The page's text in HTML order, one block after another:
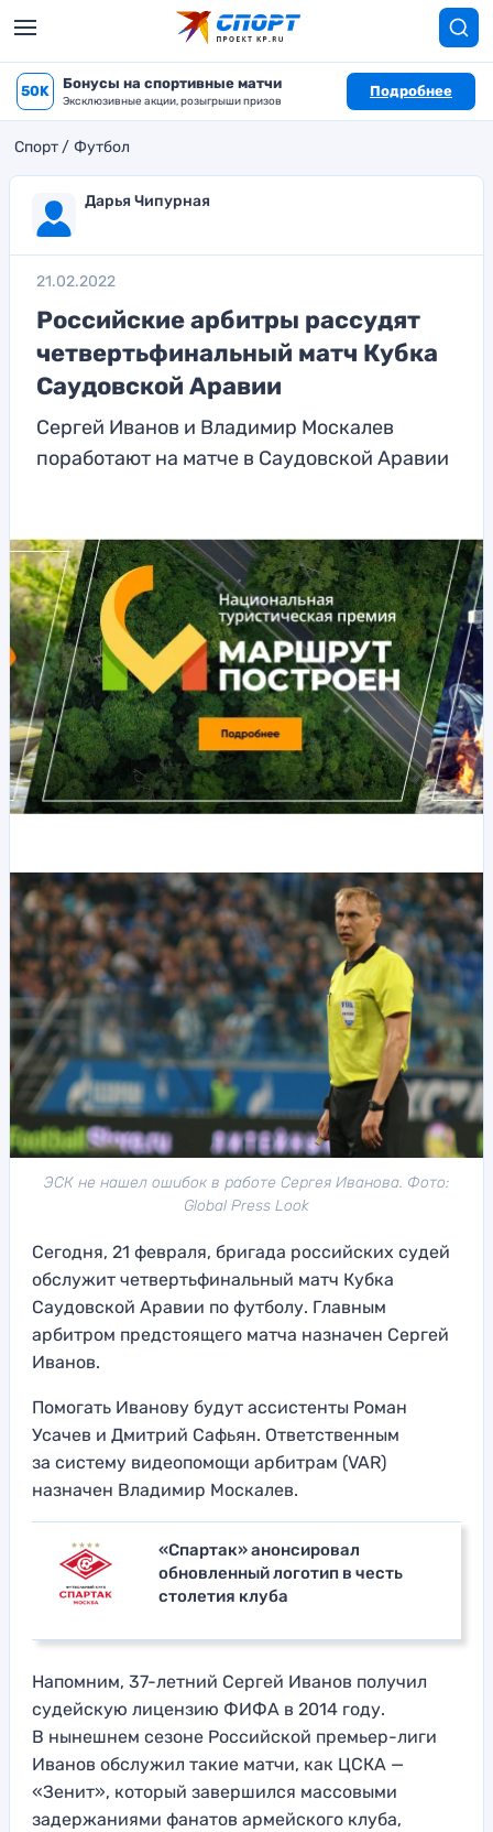
50K Бонусы на спортивные матчи
Эксклюзивные акции, розыгрыши призов
Подробнее
Спорт Футбол
Дарья Чипурная
21.02.2022
Российские арбитры рассудят
четвертьфинальный матч Кубка
Саудовской Аравии
Сергей Иванов и Владимир Москалев
поработают на матче в Саудовской Аравии
ЭСК не нашел ошибок в работе Сергея Иванова. Фото:
Global Press Look
Сегодня, 21 февраля, бригада российских судей
обслужит четвертьфинальный матч Кубка
Саудовской Аравии по футболу. Главным
арбитром предстоящего матча назначен Сергей
Иванов.
Помогать Иванову будут ассистенты Роман
Усачев и Дмитрий Сафьян. Ответственным
за систему видеопомощи арбитрам (VAR)
назначен Владимир Москалев.
«Спартак» анонсировал
обновленный логотип в честь
столетия клуба
Напомним, 37-летний Сергей Иванов получил
судейскую лицензию ФИФА в 2014 году.
В нынешнем сезоне Российской премьер-лиги
Иванов обслужил такие матчи, как ЦСКА —
«Зенит», который завершился массовыми
задержаниями фанатов армейского клуба,